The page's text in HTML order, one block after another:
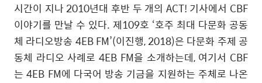
시간이 지나 2010년대 후반 두 개의 ACT! 기사에서 CBF
이야기를 만날 수 있다. 제109호 ‘호주 최대 다문화 공동
체 라디오방송 4EB FM’(이진행, 2018)은 다문화 주제 공
동체 라디오 사례로4EB FM을 소개하는데, 여기서 CBF
는4EB FM에 다국어 방송 기금을 지원하는 주체로 나온